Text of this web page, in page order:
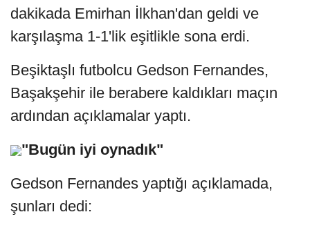
dakikada Emirhan İlkhan'dan geldi ve
karşılaşma 1-1'lik eşitlikle sona erdi.
Beşiktaşlı futbolcu Gedson Fernandes,
Başakşehir ile berabere kaldıkları maçın
ardından açıklamalar yaptı.
"Bugün iyi oynadık"
Gedson Fernandes yaptığı açıklamada,
şunları dedi: